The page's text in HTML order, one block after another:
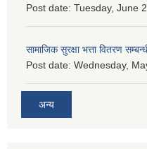
Post date: Tuesday, June
सामाजिक सुरक्षा भत्ता वितरण
Post date: Wednesday,
अन्य